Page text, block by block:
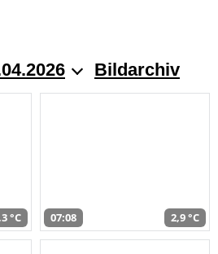
Bildarchiv
°C 07:08 2,9 °C